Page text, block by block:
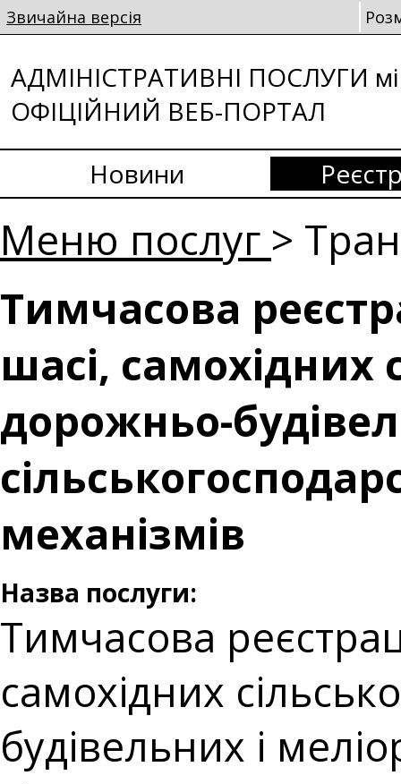
Звичайна версія
АДМІНІСТРАТИВНІ ПОСЛУГИ
ОФІЦІЙНИЙ ВЕБ-ПОРТАЛ
Новини
Меню послуг >
Тимчасова
шасі, самохідних
дорожньо-
механізмів
Назва послуги:
Тимчасова
самохідних
будівельних і